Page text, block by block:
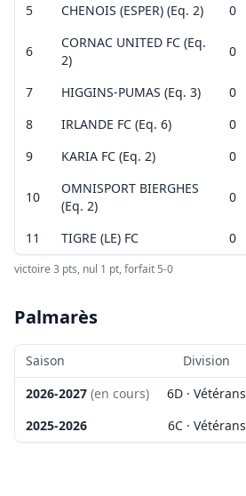
Vérifiez toujours ces infos sur
Voir sur calabssa:lien
5
CHENOIS (ESPER) (Eq. 2) 0
6
CORNAC UNITED FC (Eq.
2)
0
7 HIGGINS-PUMAS (Eq. 3) 0
8
IRLANDE FC (Eq. 6) 0
9
KARIA FC (Eq. 2) 0
10
OMNISPORT BIERGHES
(Eq. 2)
0
11 TIGRE (LE) FC 0
victoire 3 pts, nul 1 pt, forfait 5-0
Palmarès
Saison Division
2026-2027 (en cours) 6D · Vétérans
2025-2026
6C · Vétérans